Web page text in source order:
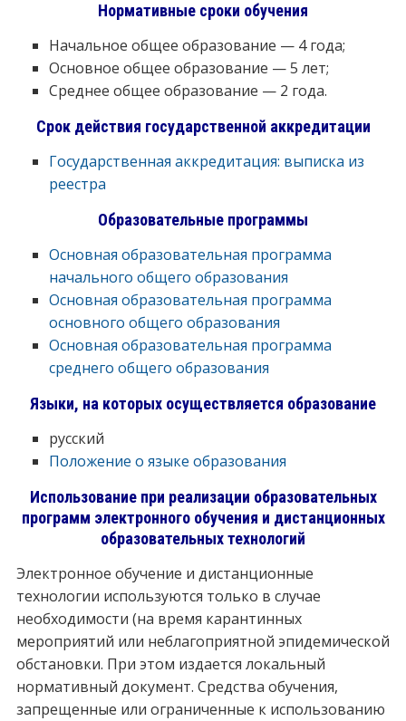
Нормативные сроки обучения
Начальное общее образование — 4 года;
Основное общее образование — 5 лет;
Среднее общее образование — 2 года.
Срок действия государственной аккредитации
Государственная аккредитация: выписка из
реестра
Образовательные программы
Основная образовательная программа
начального общего образования
Основная образовательная программа
основного общего образования
Основная образовательная программа
среднего общего образования
Языки, на которых осуществляется образование
русский
Положение о языке образования
Использование при реализации образовательных
программ электронного обучения и дистанционных
образовательных технологий
Электронное обучение и дистанционные
технологии используются только в случае
необходимости (на время карантинных
мероприятий или неблагоприятной эпидемической
обстановки. При этом издается локальный
нормативный документ. Средства обучения,
запрещенные или ограниченные к использованию